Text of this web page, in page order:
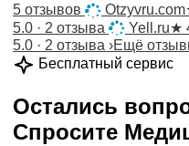
5 отзывов
Otzyvru.com
5.0 · 2 отзыва
Yell.ru★
5.0 · 2 отзыва ›Ещё
Бесплатный сервис
Остались
Спросите